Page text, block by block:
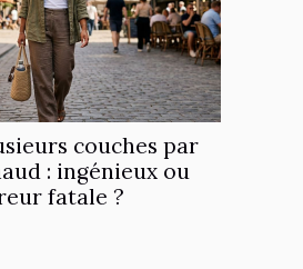
couches par
: ingénieux ou
fatale ?